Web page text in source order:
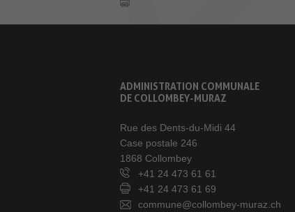
ADMINISTRATION COMMUNALE
DE COLLOMBEY-MURAZ
Rue des Dents-du-Midi 44
Case postale 246
1868 Collombey
+41 24 473 61 61
+41 24 473 61 69
commune@collombey-muraz.ch